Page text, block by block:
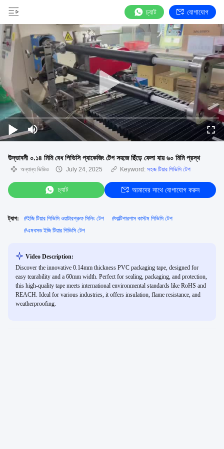
চ্যাট যোগাযোগ
উদ্ভাবনী ০.১৪ মিমি বেধ পিভিসি প্যাকেজিং টেপ সহজে ছিঁড়ে ফেলা যায় ৬০ মিমি প্রস্থ
অন্যান্য ভিডিও July 24, 2025 Keyword: সহজ টিয়ার পিভিসি টেপ
চ্যাট আমাদের সাথে যোগাযোগ করুন
ট্যাগ: #ইজি টিয়ার পিভিসি ওয়াটারপ্রুফ সিলিং টেপ #মাল্টিপারপাস কাস্টম পিভিসি টেপ
#এমবসড ইজি টিয়ার পিভিসি টেপ
Video Description:
Discover the innovative 0.14mm thickness PVC packaging tape, designed for
easy tearability and a 60mm width. Perfect for sealing, packaging, and protection,
this high-quality tape meets international environmental standards like RoHS and
REACH. Ideal for various industries, it offers insulation, flame resistance, and
weatherproofing.